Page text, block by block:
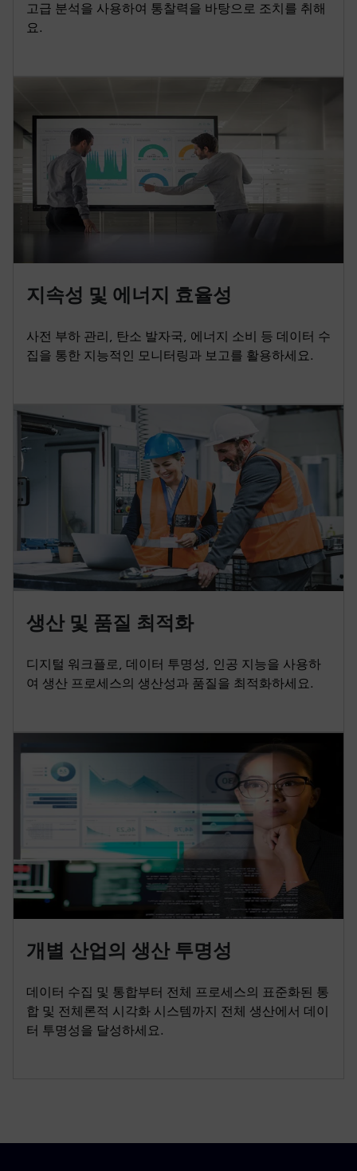
고급 분석을 사용하여 통찰력을 바탕으로 조치를 취해
요.
지속성 및 에너지 효율성
사전 부하 관리, 탄소 발자국, 에너지 소비 등 데이터 수
집을 통한 지능적인 모니터링과 보고를 활용하세요.
생산 및 품질 최적화
디지털 워크플로, 데이터 투명성, 인공 지능을 사용하
여 생산 프로세스의 생산성과 품질을 최적화하세요.
개별 산업의 생산 투명성
데이터 수집 및 통합부터 전체 프로세스의 표준화된 통
합 및 전체론적 시각화 시스템까지 전체 생산에서 데이
터 투명성을 달성하세요.